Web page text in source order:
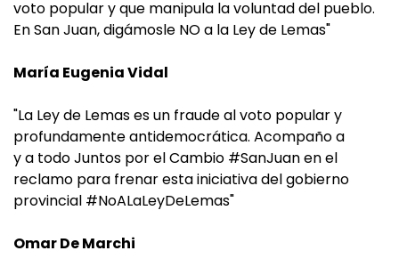
voto popular y que manipula la voluntad del pueblo.
En San Juan, digámosle NO a la Ley de Lemas"
María Eugenia Vidal
"La Ley de Lemas es un fraude al voto popular y
profundamente antidemocrática. Acompaño a
y a todo Juntos por el Cambio #SanJuan en el
reclamo para frenar esta iniciativa del gobierno
provincial #NoALaLeyDeLemas"
Omar De Marchi